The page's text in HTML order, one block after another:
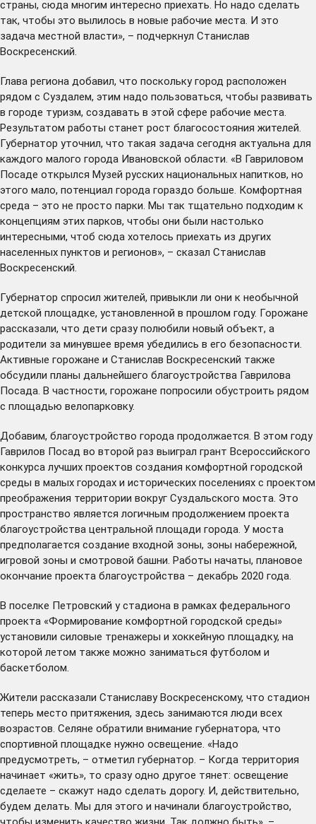
страны, сюда многим интересно приехать. Но надо сделать
так, чтобы это вылилось в новые рабочие места. И это
задача местной власти», – подчеркнул Станислав
Воскресенский.
Глава региона добавил, что поскольку город расположен
рядом с Суздалем, этим надо пользоваться, чтобы развивать
в городе туризм, создавать в этой сфере рабочие места.
Результатом работы станет рост благосостояния жителей.
Губернатор уточнил, что такая задача сегодня актуальна для
каждого малого города Ивановской области. «В Гавриловом
Посаде открылся Музей русских национальных напитков, но
этого мало, потенциал города гораздо больше. Комфортная
среда – это не просто парки. Мы так тщательно подходим к
концепциям этих парков, чтобы они были настолько
интересными, чтоб сюда хотелось приехать из других
населенных пунктов и регионов», – сказал Станислав
Воскресенский.
Губернатор спросил жителей, привыкли ли они к необычной
детской площадке, установленной в прошлом году. Горожане
рассказали, что дети сразу полюбили новый объект, а
родители за минувшее время убедились в его безопасности.
Активные горожане и Станислав Воскресенский также
обсудили планы дальнейшего благоустройства Гаврилова
Посада. В частности, горожане попросили обустроить рядом
с площадью велопарковку.
Добавим, благоустройство города продолжается. В этом году
Гаврилов Посад во второй раз выиграл грант Всероссийского
конкурса лучших проектов создания комфортной городской
среды в малых городах и исторических поселениях с проектом
преображения территории вокруг Суздальского моста. Это
пространство является логичным продолжением проекта
благоустройства центральной площади города. У моста
предполагается создание входной зоны, зоны набережной,
игровой зоны и смотровой башни. Работы начаты, плановое
окончание проекта благоустройства – декабрь 2020 года.
В поселке Петровский у стадиона в рамках федерального
проекта «Формирование комфортной городской среды»
установили силовые тренажеры и хоккейную площадку, на
которой летом также можно заниматься футболом и
баскетболом.
Жители рассказали Станиславу Воскресенскому, что стадион
теперь место притяжения, здесь занимаются люди всех
возрастов. Селяне обратили внимание губернатора, что
спортивной площадке нужно освещение. «Надо
предусмотреть, – отметил губернатор. – Когда территория
начинает «жить», то сразу одно другое тянет: освещение
сделаете – скажут надо сделать дорогу. И, действительно,
будем делать. Мы для этого и начинали благоустройство,